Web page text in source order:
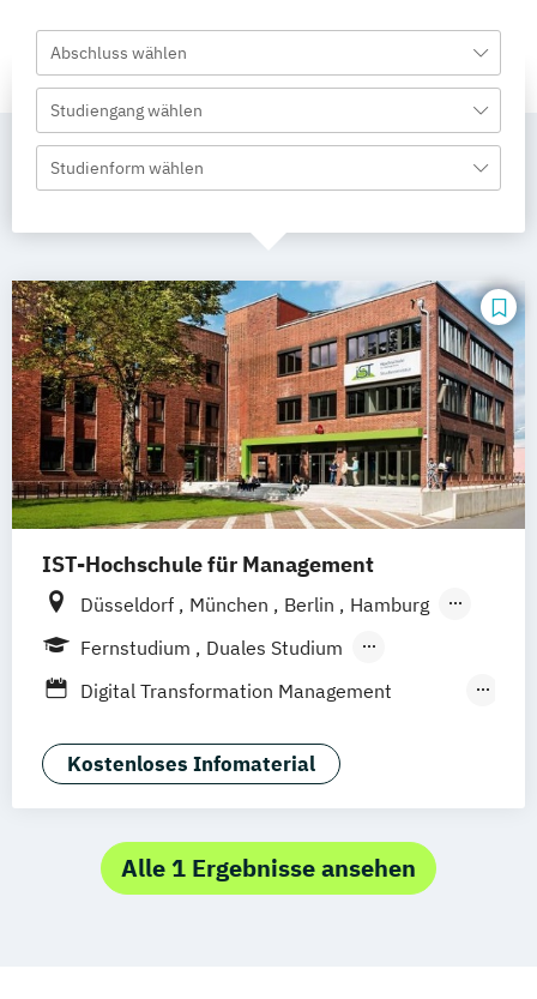
Abschluss wählen
Studiengang wählen
Studienform wählen
IST-Hochschule für Management
Düsseldorf München Berlin
Hamburg
Weil am Rhein
Frankfurt am Main
Fernstudium
Duales Studium
Fernlehrgang
Digital Transformation Management
Hotelmanagement)
Hospitality Controlling & Hotel Asset
Hotel- und Tourismusmarketing
Hotelmarketing Hotelökonom
Kostenloses Infomaterial
Alle 1 Ergebnisse ansehen